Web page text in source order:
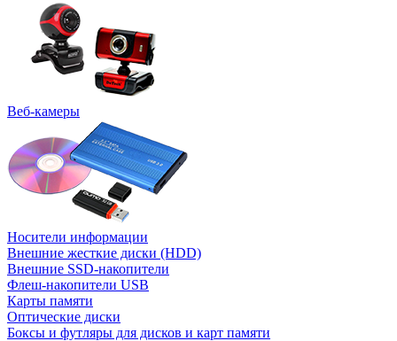
Веб-камеры
Носители информации
Внешние жесткие диски (HDD)
Внешние SSD-накопители
Флеш-накопители USB
Карты памяти
Оптические диски
Боксы и футляры для дисков и карт памяти